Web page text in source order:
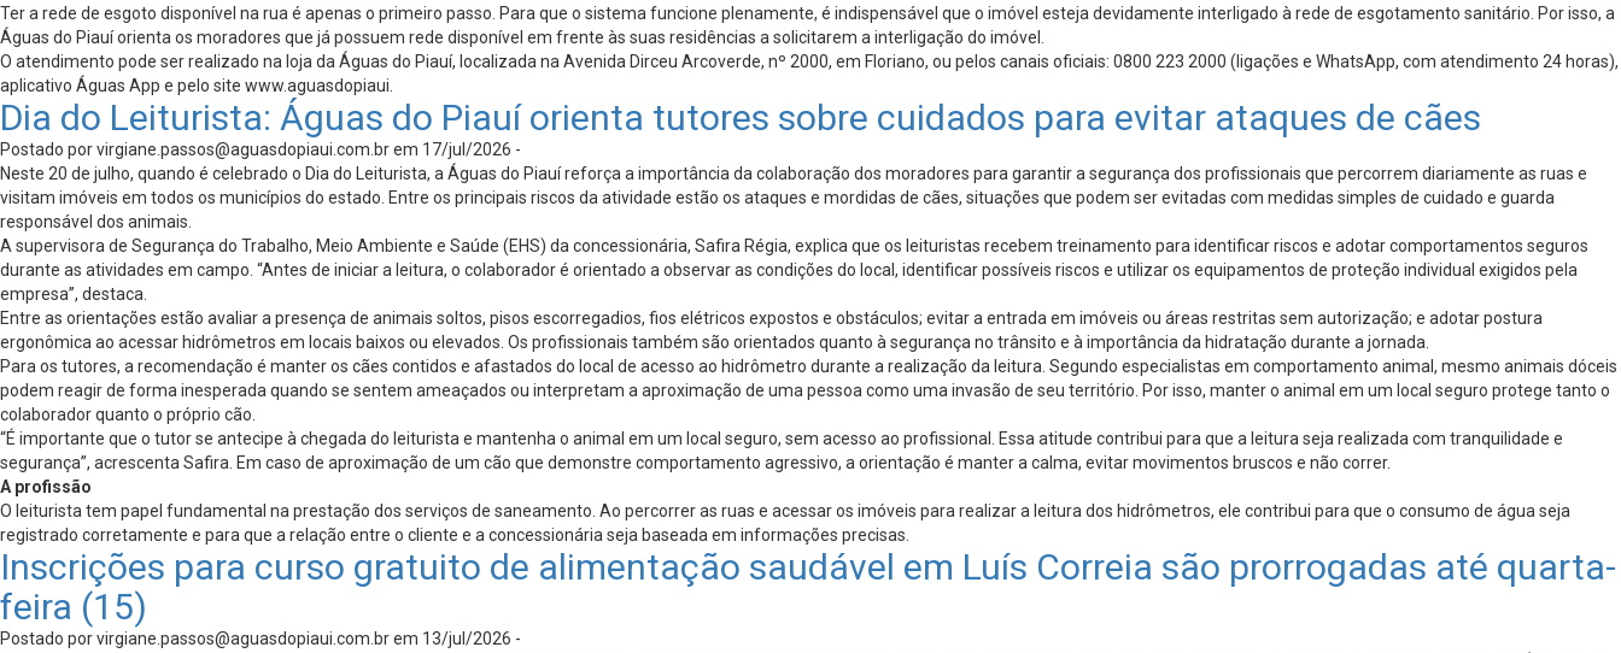
Ter a rede de esgoto disponível na rua é apenas o primeiro passo. Para que o sistema funcione plenamente, é indispensável que o imóvel esteja devidamente interligado à rede de esgotamento sanitário. Por isso, a
Águas do Piauí orienta os moradores que já possuem rede disponível em frente às suas residências a solicitarem a interligação do imóvel.
O atendimento pode ser realizado na loja da Águas do Piauí, localizada na Avenida Dirceu Arcoverde, nº 2000, em Floriano, ou pelos canais oficiais: 0800 223 2000 (ligações e WhatsApp, com atendimento 24 horas),
aplicativo Águas App e pelo site www.aguasdopiaui.
Dia do Leiturista: Águas do Piauí orienta tutores sobre cuidados para evitar ataques de cães
Postado porvirgiane.passos@aguasdopiaui.com.brem 17/jul/2026 -
Neste 20 de julho, quando é celebrado o Dia do Leiturista, a Águas do Piauí reforça a importância da colaboração dos moradores para garantir a segurança dos profissionais que percorrem diariamente as ruas e
visitam imóveis em todos os municípios do estado. Entre os principais riscos da atividade estão os ataques e mordidas de cães, situações que podem ser evitadas com medidas simples de cuidado e guarda
responsável dos animais.
A supervisora de Segurança do Trabalho, Meio Ambiente e Saúde (EHS) da concessionária, Safira Régia, explica que os leituristas recebem treinamento para identificar riscos e adotar comportamentos seguros
durante as atividades em campo. “Antes de iniciar a leitura, o colaborador é orientado a observar as condições do local, identificar possíveis riscos e utilizar os equipamentos de proteção individual exigidos pela
empresa”, destaca.
Entre as orientações estão avaliar a presença de animais soltos, pisos escorregadios, fios elétricos expostos e obstáculos; evitar a entrada em imóveis ou áreas restritas sem autorização; e adotar postura
ergonômica ao acessar hidrômetros em locais baixos ou elevados. Os profissionais também são orientados quanto à segurança no trânsito e à importância da hidratação durante a jornada.
Para os tutores, a recomendação é manter os cães contidos e afastados do local de acesso ao hidrômetro durante a realização da leitura. Segundo especialistas em comportamento animal, mesmo animais dóceis
podem reagir de forma inesperada quando se sentem ameaçados ou interpretam a aproximação de uma pessoa como uma invasão de seu território. Por isso, manter o animal em um local seguro protege tanto o
colaborador quanto o próprio cão.
“É importante que o tutor se antecipe à chegada do leiturista e mantenha o animal em um local seguro, sem acesso ao profissional. Essa atitude contribui para que a leitura seja realizada com tranquilidade e
segurança”, acrescenta Safira. Em caso de aproximação de um cão que demonstre comportamento agressivo, a orientação é manter a calma, evitar movimentos bruscos e não correr.
A profissão
O leiturista tem papel fundamental na prestação dos serviços de saneamento. Ao percorrer as ruas e acessar os imóveis para realizar a leitura dos hidrômetros, ele contribui para que o consumo de água seja
registrado corretamente e para que a relação entre o cliente e a concessionária seja baseada em informações precisas.
Inscrições para curso gratuito de alimentação saudável em Luís Correia são prorrogadas até quarta-
feira (15)
Postado porvirgiane.passos@aguasdopiaui.com.brem 13/jul/2026 -